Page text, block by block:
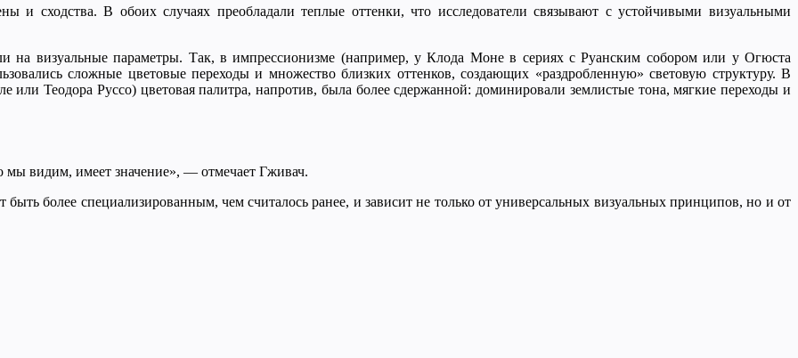
и сходства. В обоих случаях преобладали теплые оттенки, что исследователи связывают с устойчивыми визуальными
на визуальные параметры. Так, в импрессионизме (например, у Клода Моне в сериях с Руанским собором или у Огюста
сложные цветовые переходы и множество близких оттенков, создающих «раздробленную» световую структуру. В
Теодора Руссо) цветовая палитра, напротив, была более сдержанной: доминировали землистые тона, мягкие переходы и
мы видим, имеет значение», — отмечает Гживач.
быть более специализированным, чем считалось ранее, и зависит не только от универсальных визуальных принципов, но и от